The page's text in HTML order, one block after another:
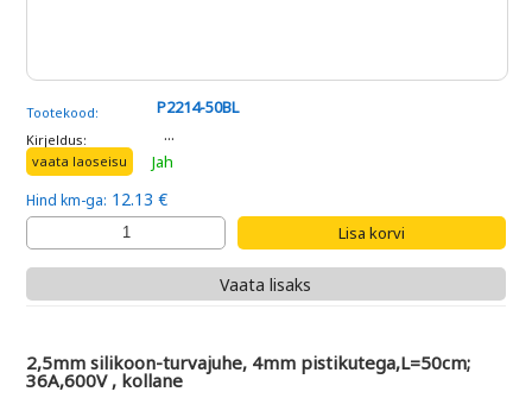
Tootekood: P2214-50BL
Kirjeldus: ...
vaata laoseisu Jah
Hind km-ga: 12.13 €
Vaata lisaks
2,5mm silikoon-turvajuhe, 4mm pistikutega,L=50cm;
36A,600V , kollane